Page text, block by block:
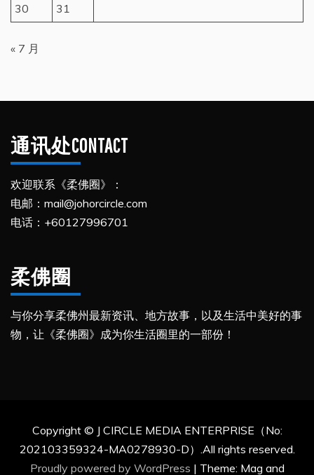
30
31
« 7 月
通讯处CONTACT
欢迎联系《柔佛圈》：
电邮：mail@johorcircle.com
电话：+60127996701
柔佛圈
与你分享柔佛州最新资讯、地方故事，以及生活中美好的事
物，让《柔佛圈》成为你生活圈里的一部份！
Copyright © J CIRCLE MEDIA ENTERPRISE（No:
202103359324-MA0278930-D）.All rights reserved.
Proudly powered by WordPress | Theme: Mag and